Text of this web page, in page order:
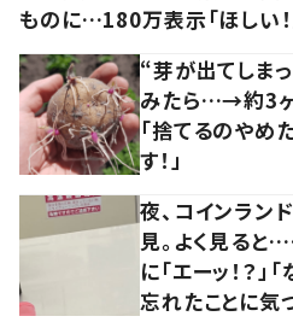
ものに…180万表示「ほしい！」
“芽が出てしま
みたら…→約3ヶ
「捨てるのやめ
す！」
夜、コインラン
見。よく見ると
に「エーッ！？」
忘れたことに気